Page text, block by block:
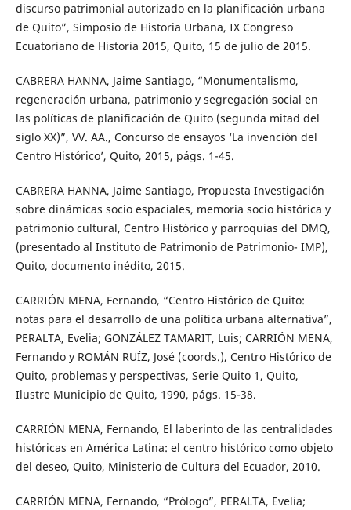
discurso patrimonial autorizado en la planificación urbana
de Quito”, Simposio de Historia Urbana, IX Congreso
Ecuatoriano de Historia 2015, Quito, 15 de julio de 2015.
CABRERA HANNA, Jaime Santiago, “Monumentalismo,
regeneración urbana, patrimonio y segregación social en
las políticas de planificación de Quito (segunda mitad del
siglo XX)”, VV. AA., Concurso de ensayos ‘La invención del
Centro Histórico’, Quito, 2015, págs. 1-45.
CABRERA HANNA, Jaime Santiago, Propuesta Investigación
sobre dinámicas socio espaciales, memoria socio histórica y
patrimonio cultural, Centro Histórico y parroquias del DMQ,
(presentado al Instituto de Patrimonio de Patrimonio- IMP),
Quito, documento inédito, 2015.
CARRIÓN MENA, Fernando, “Centro Histórico de Quito:
notas para el desarrollo de una política urbana alternativa”,
PERALTA, Evelia; GONZÁLEZ TAMARIT, Luis; CARRIÓN MENA,
Fernando y ROMÁN RUÍZ, José (coords.), Centro Histórico de
Quito, problemas y perspectivas, Serie Quito 1, Quito,
Ilustre Municipio de Quito, 1990, págs. 15-38.
CARRIÓN MENA, Fernando, El laberinto de las centralidades
históricas en América Latina: el centro histórico como objeto
del deseo, Quito, Ministerio de Cultura del Ecuador, 2010.
CARRIÓN MENA, Fernando, “Prólogo”, PERALTA, Evelia;